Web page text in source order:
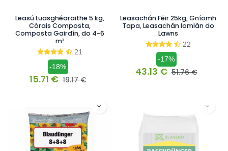
Leasú Luasghéaraithe 5 kg,
Córais Composta,
Composta Gairdín, do 4-6
m³
21
-18%
15.71 € 19.17€
Leasachán Féir 25kg, Gníomh
Tapa, Leasachán Iomlán do
Lawns
22
-17%
43.13 € 51.76€